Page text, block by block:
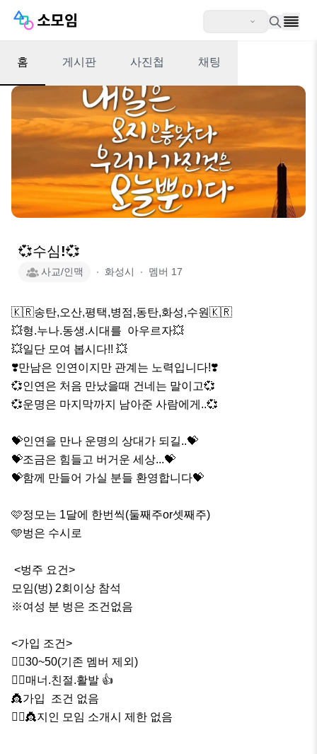
홈 게시판 사진첩 채팅
💞수심!💞
사교/인맥 ∙ 화성시 ∙ 멤버 17
🇰🇷송탄,오산,평택,병점,동탄,화성,수원🇰🇷
💥형.누나.동생.시대를  아우르자💥
💥일단 모여 봅시다!! 💥
❣️만남은 인연이지만 관계는 노력입니다!❣️
💞인연은 처음 만났을때 건네는 말이고💞
💞운명은 마지막까지 남아준 사람에게..💞
💝인연을 만나 운명의 상대가 되길..💝
💝조금은 힘들고 버거운 세상...💝
💝함께 만들어 가실 분들 환영합니다💝
🩷정모는 1달에 한번씩(둘째주or셋째주)
🩵벙은 수시로
모임(벙) 2회이상 참석
※여성 분 벙은 조건없음
<가입 조건>
🙍‍♂️30~50(기존 멤버 제외)
🙍‍♂️매너.친절.활발 👍
👸가입  조건 없음
🙍‍♂️👸지인 모임 소개시 제한 없음